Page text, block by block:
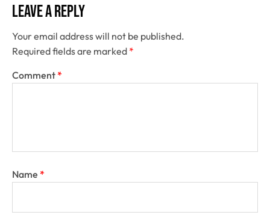
Leave a Reply
Your email address will not be published.
Required fields are marked *
Comment*
Name *